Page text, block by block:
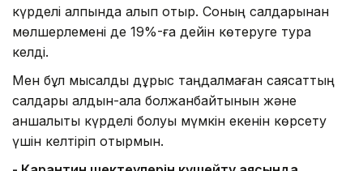
күрделі қалпында қалып отыр. Соның салдарынан
мөлшерлемені де 19%-ға дейін көтеруге тура
келді.
Мен бұл мысалды дұрыс таңдалмаған саясаттың
салдары алдын-ала болжанбайтынын және
қаншалықты күрделі болуы мүмкін екенін көрсету
үшін келтіріп отырмын.